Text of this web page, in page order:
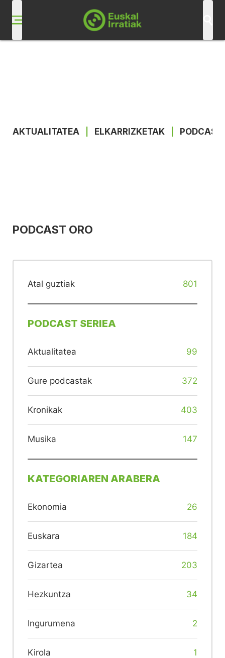
AKTUALITATEA ELKARRIZKETAK
PODCAST ORO
Atal guztiak 801
PODCAST SERIEA
Aktualitatea 99
Gure podcastak 372
Kronikak 403
Musika 147
KATEGORIAREN ARABERA
Ekonomia 26
Euskara 184
Gizartea 203
Hezkuntza 34
Ingurumena 2
Kirola 1